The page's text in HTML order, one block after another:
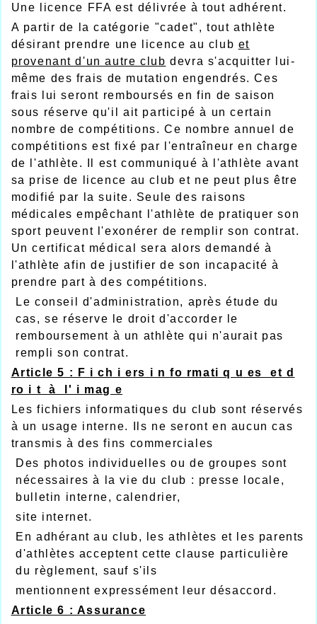
Une licence FFA est délivrée à tout adhérent.
A partir de la catégorie "cadet", tout athlète
désirant prendre une licence au club et
provenant d'un autre club devra s'acquitter lui-
même des frais de mutation engendrés. Ces
frais lui seront remboursés en fin de saison
sous réserve qu'il ait participé à un certain
nombre de compétitions. Ce nombre annuel de
compétitions est fixé par l'entraîneur en charge
de l'athlète. Il est communiqué à l'athlète avant
sa prise de licence au club et ne peut plus être
modifié par la suite. Seule des raisons
médicales empêchant l'athlète de pratiquer son
sport peuvent l'exonérer de remplir son contrat.
Un certificat médical sera alors demandé à
l'athlète afin de justifier de son incapacité à
prendre part à des compétitions.
Le conseil d'administration, après étude du
cas, se réserve le droit d'accorder le
remboursement à un athlète qui n'aurait pas
rempli son contrat.
Article 5 : F i ch i ers i n fo rmati q u es et d
ro i t à l' i mag e
Les fichiers informatiques du club sont réservés
à un usage interne. Ils ne seront en aucun cas
transmis à des fins commerciales
Des photos individuelles ou de groupes sont
nécessaires à la vie du club : presse locale,
bulletin interne, calendrier,
site internet.
En adhérant au club, les athlètes et les parents
d'athlètes acceptent cette clause particulière
du règlement, sauf s'ils
mentionnent expressément leur désaccord.
Article 6 : Assurance